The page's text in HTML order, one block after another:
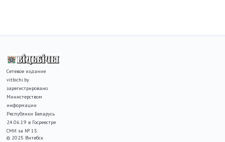
Сетевое издание
vitbichi.by
зарегистрировано
Министерством
информации
Республики Беларусь
24.06.19 в Госреестре
СМИ за № 15.
© 2025 Витебск